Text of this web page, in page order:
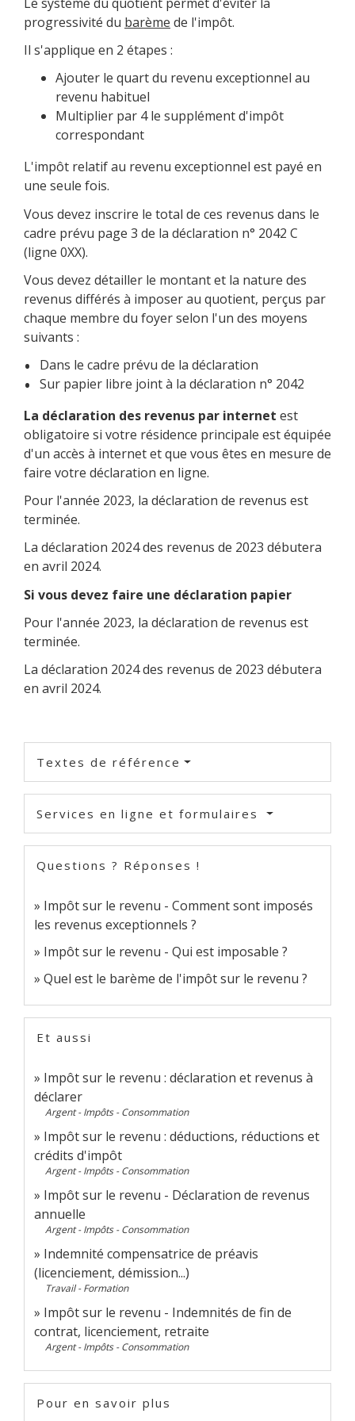
progressivité du barème de l'impôt.
Il s'applique en 2 étapes :
Ajouter le quart du revenu exceptionnel au
revenu habituel
Multiplier par 4 le supplément d'impôt
correspondant
L'impôt relatif au revenu exceptionnel est payé en
une seule fois.
Vous devez inscrire le total de ces revenus dans le
cadre prévu page 3 de la déclaration n° 2042 C
(ligne 0XX).
Vous devez détailler le montant et la nature des
revenus différés à imposer au quotient, perçus par
chaque membre du foyer selon l'un des moyens
suivants :
Dans le cadre prévu de la déclaration
Sur papier libre joint à la déclaration n° 2042
La déclaration des revenus par internet est
obligatoire si votre résidence principale est équipée
d'un accès à internet et que vous êtes en mesure de
faire votre déclaration en ligne.
Pour l'année 2023, la déclaration de revenus est
terminée.
La déclaration 2024 des revenus de 2023 débutera
en avril 2024.
Si vous devez faire une déclaration papier
Pour l'année 2023, la déclaration de revenus est
terminée.
La déclaration 2024 des revenus de 2023 débutera
en avril 2024.
Textes de référence
Services en ligne et formulaires
Questions ? Réponses !
Impôt sur le revenu - Comment sont imposés
les revenus exceptionnels ?
Impôt sur le revenu - Qui est imposable ?
Quel est le barème de l'impôt sur le revenu ?
Et aussi
Impôt sur le revenu : déclaration et revenus à
déclarer
Argent - Impôts - Consommation
Impôt sur le revenu : déductions, réductions et
crédits d'impôt
Argent - Impôts - Consommation
Impôt sur le revenu - Déclaration de revenus
annuelle
Argent - Impôts - Consommation
Indemnité compensatrice de préavis
(licenciement, démission...)
Travail - Formation
Impôt sur le revenu - Indemnités de fin de
contrat, licenciement, retraite
Argent - Impôts - Consommation
Pour en savoir plus